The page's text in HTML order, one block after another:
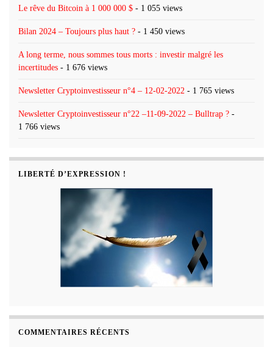
Le rêve du Bitcoin à 1 000 000 $ - 1 055 views
Bilan 2024 – Toujours plus haut ? - 1 450 views
A long terme, nous sommes tous morts : investir malgré les
incertitudes - 1 676 views
Newsletter Cryptoinvestisseur n°4 – 12-02-2022 - 1 765 views
Newsletter Cryptoinvestisseur n°22 –11-09-2022 – Bulltrap ? -
1 766 views
LIBERTÉ D’EXPRESSION !
COMMENTAIRES RÉCENTS